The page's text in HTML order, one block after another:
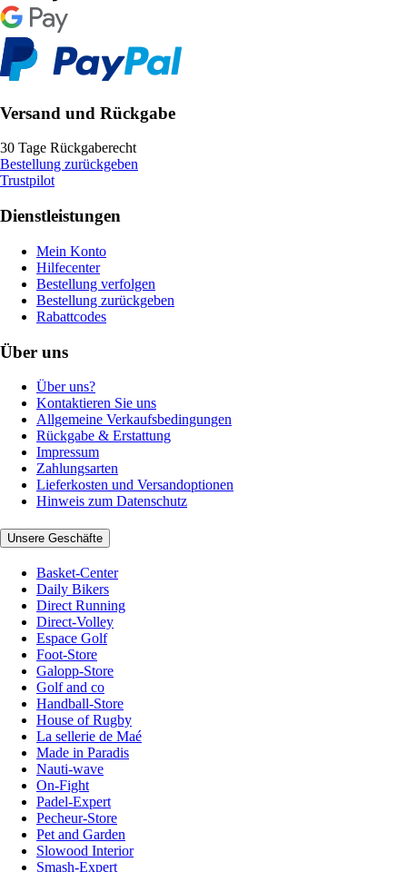
Versand und Rückgabe
30 Tage Rückgaberecht
Bestellung zurückgeben
Trustpilot
Dienstleistungen
Mein Konto
Hilfecenter
Bestellung verfolgen
Bestellung zurückgeben
Rabattcodes
Über uns
Über uns?
Kontaktieren Sie uns
Allgemeine Verkaufsbedingungen
Rückgabe & Erstattung
Impressum
Zahlungsarten
Lieferkosten und Versandoptionen
Hinweis zum Datenschutz
Unsere Geschäfte
Basket-Center
Daily Bikers
Direct Running
Direct-Volley
Espace Golf
Foot-Store
Galopp-Store
Golf and co
Handball-Store
House of Rugby
La sellerie de Maé
Made in Paradis
Nauti-wave
On-Fight
Padel-Expert
Pecheur-Store
Pet and Garden
Slowood Interior
Smash-Expert